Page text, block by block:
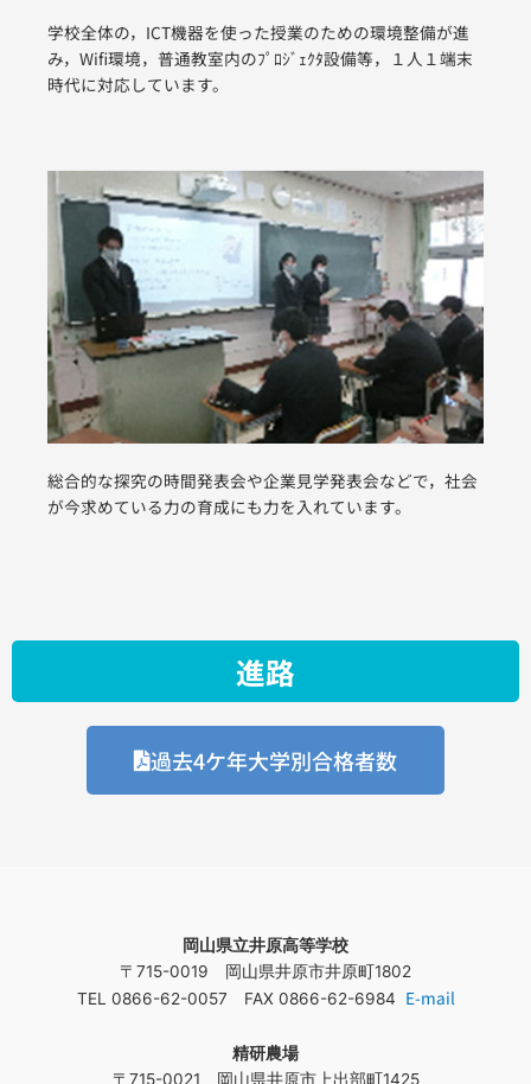
学校全体の，ICT機器を使った授業のための環境整備が進
み，Wifi環境，普通教室内のﾌﾟﾛｼﾞｪｸﾀ設備等，１人１端末
時代に対応しています。
総合的な探究の時間発表会や企業見学発表会などで，社会
が今求めている力の育成にも力を入れています。
進路
過去4ケ年大学別合格者数
岡山県立井原高等学校
〒715-0019 岡山県井原市井原町1802
TEL 0866-62-0057 FAX 0866-62-6984 E-mail
精研農場
〒715-0021 岡山県井原市上出部町1425